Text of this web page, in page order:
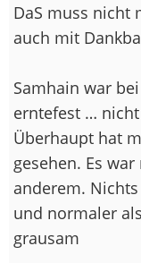
DaS muss nicht
auch mit
Samhain war
erntefest …
Überhaupt hat
gesehen. Es
anderem.
und normaler
grausam